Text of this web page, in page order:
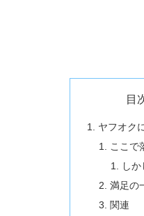
目
ヤフオク
ここで
しか
満足の
関連